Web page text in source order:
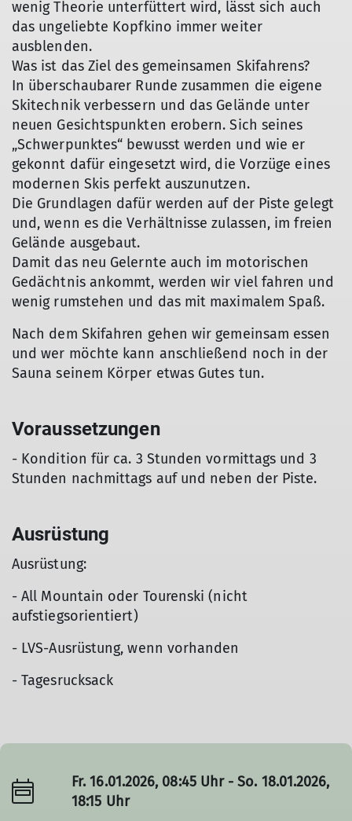
wenig Theorie unterfüttert wird, lässt sich auch
das ungeliebte Kopfkino immer weiter
ausblenden.
Was ist das Ziel des gemeinsamen Skifahrens?
In überschaubarer Runde zusammen die eigene
Skitechnik verbessern und das Gelände unter
neuen Gesichtspunkten erobern. Sich seines
„Schwerpunktes“ bewusst werden und wie er
gekonnt dafür eingesetzt wird, die Vorzüge eines
modernen Skis perfekt auszunutzen.
Die Grundlagen dafür werden auf der Piste gelegt
und, wenn es die Verhältnisse zulassen, im freien
Gelände ausgebaut.
Damit das neu Gelernte auch im motorischen
Gedächtnis ankommt, werden wir viel fahren und
wenig rumstehen und das mit maximalem Spaß.
Nach dem Skifahren gehen wir gemeinsam essen
und wer möchte kann anschließend noch in der
Sauna seinem Körper etwas Gutes tun.
Voraussetzungen
- Kondition für ca. 3 Stunden vormittags und 3
Stunden nachmittags auf und neben der Piste.
Ausrüstung
Ausrüstung:
- All Mountain oder Tourenski (nicht
aufstiegsorientiert)
- LVS-Ausrüstung, wenn vorhanden
- Tagesrucksack
Fr. 16.01.2026, 08:45 Uhr - So. 18.01.2026,
18:15 Uhr